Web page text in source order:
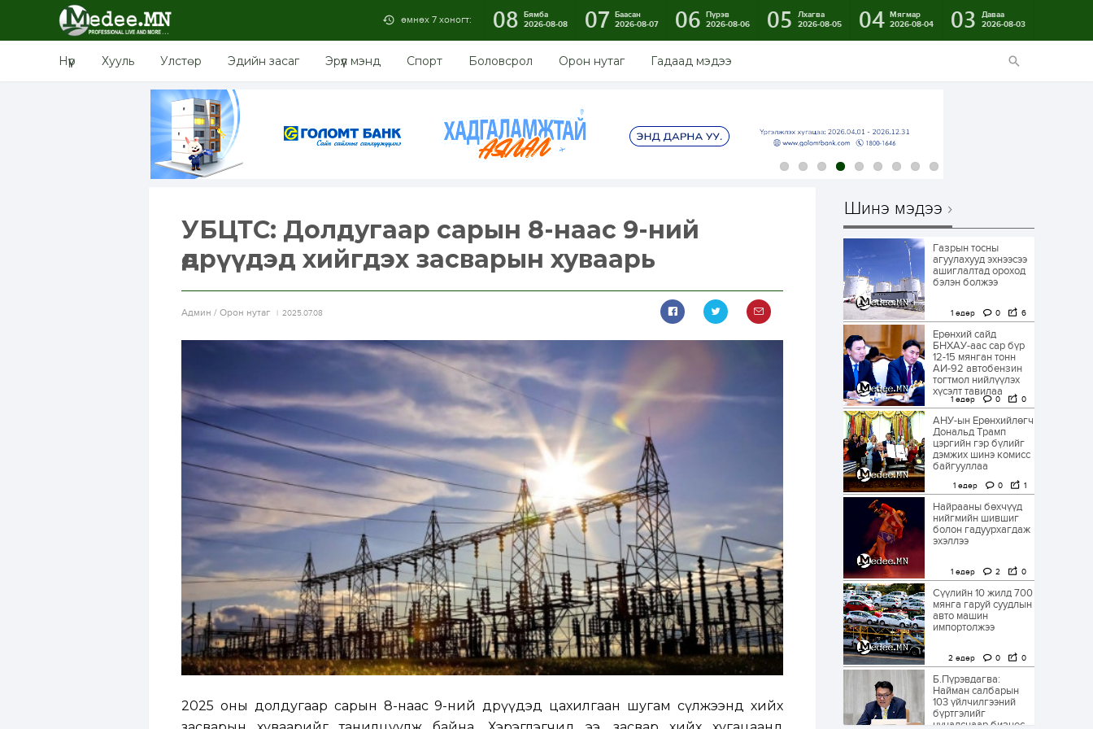
өмнөх 7 хоногт: 08 Бямба
2026-08-08
07 Баасан
2026-08-07
06 Пүрэв
2026-08-06
05
Лхагва
2026-08-05
04 Мягмар
2026-08-04
03
Даваа
2026-08-03
Нүүр Хууль Улстөр Эдийн засаг Эрүүл мэнд Спорт Боловсрол Орон нутаг Гадаад мэдээ
УБЦТС: Долдугаар сарын 8-наас 9-ний
өдрүүдэд хийгдэх засварын хуваарь
Aдмин / Орон нутаг 2025.07.08
2025 оны долдугаар сарын 8-наас 9-ний өдрүүдэд цахилгаан шугам сүлжээнд хийх
Шинэ мэдээ
Газрын тосны
агуулахууд эхнээсээ
ашиглалтад ороход
бэлэн болжээ
1 өдөр 0 6
Ерөнхий сайд
БНХАУ-аас сар бүр
12-15 мянган тонн
АИ-92 автобензин
тогтмол нийлүүлэх
хүсэлт тавилаа
1 өдөр 0 0
АНУ-ын Ерөнхийлөгч
Дональд Трамп
цэргийн гэр бүлийг
дэмжих шинэ комисс
байгууллаа
1 өдөр 0 1
Найрааны бөхчүүд
нийгмийн шившиг
болон гадуурхагдаж
эхэллээ
1 өдөр 2 0
Сүүлийн 10 жилд 700
мянга гаруй суудлын
авто машин
импортолжээ
2 өдөр 0 0
Б.Пүрэвдагва:
Найман салбарын
103 үйлчилгээний
бүртгэлийг
цуцалснаар бизнес